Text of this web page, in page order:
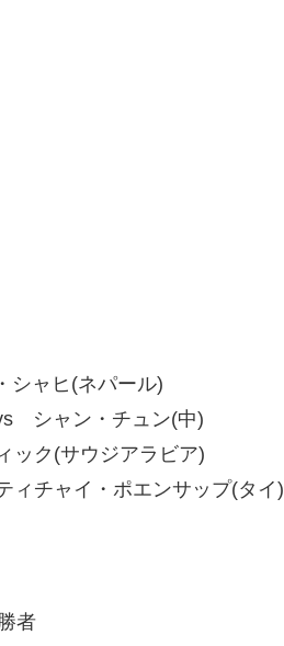
ャヒ(ネパール)
シャン・チュン(中)
ク(サウジアラビア)
チャイ・ポエンサップ(タイ)
者